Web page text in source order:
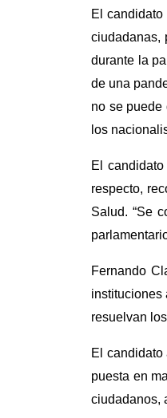
El
ciudadanas,
durante la
de una
no se puede
los
El
respecto,
Salud. “Se
Fernando
instituciones
resuelvan
El
puesta en
ciudadanos,